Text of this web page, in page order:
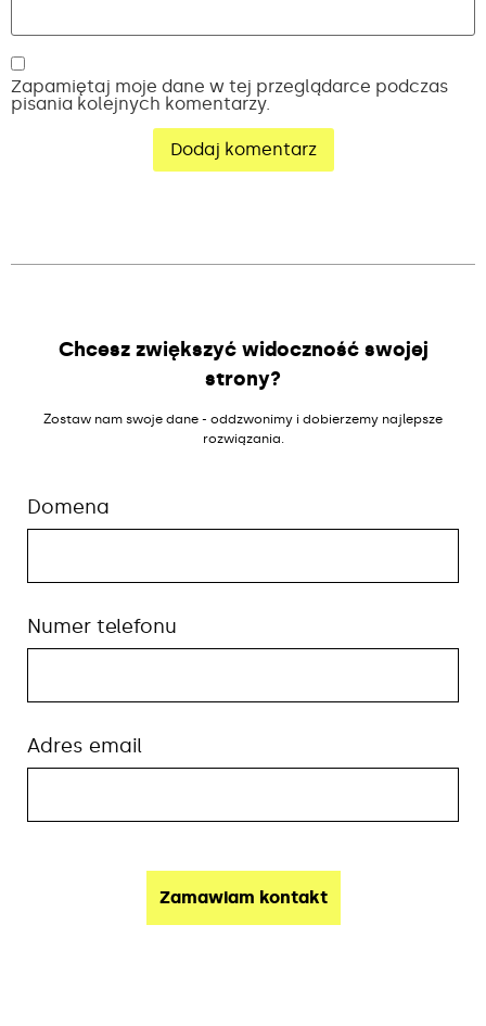
Zapamiętaj moje dane w tej przeglądarce podczas
pisania kolejnych komentarzy.
Chcesz zwiększyć widoczność swojej
strony?
Zostaw nam swoje dane - oddzwonimy i dobierzemy najlepsze
rozwiązania.
Domena
Numer telefonu
Adres email